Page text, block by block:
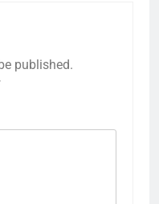
published.